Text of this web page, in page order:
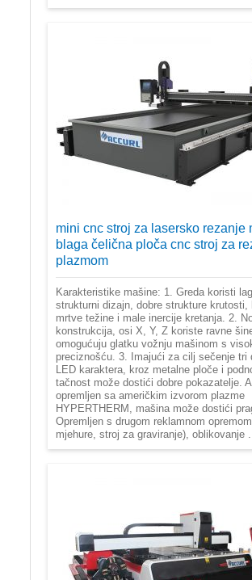
mini cnc stroj za lasersko rezanje
blaga čelična ploča cnc stroj za
plazmom
Karakteristike mašine: 1. Greda koristi
strukturni dizajn, dobre strukture krutosti,
mrtve težine i male inercije kretanja. 2.
konstrukcija, osi X, Y, Z koriste ravne
omogućuju glatku vožnju mašinom s
preciznošću. 3. Imajući za cilj sečenje tri
LED karaktera, kroz metalne ploče i
tačnost može dostići dobre pokazatelje.
opremljen sa američkim izvorom plazme
HYPERTHERM, mašina može dostići
Opremljen s drugom reklamnom
mjehure, stroj za graviranje), oblikovanje